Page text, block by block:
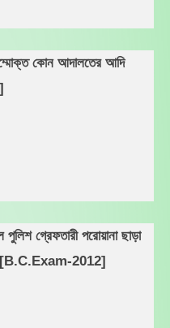
কোন আদালতের আদি
পুলিশ গ্রেফতারী পরোয়ানা ছাড়া
[B.C.Exam-2012]